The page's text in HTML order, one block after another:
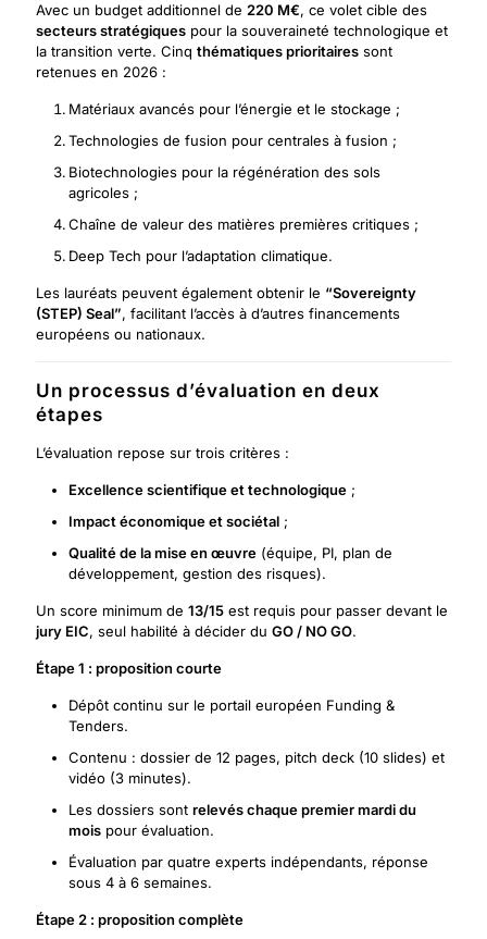
Avec un budget additionnel de 220 M€, ce volet cible des
secteurs stratégiques pour la souveraineté technologique et
la transition verte. Cinq thématiques prioritaires sont
retenues en 2026 :
Matériaux avancés pour l’énergie et le stockage ;
Technologies de fusion pour centrales à fusion ;
Biotechnologies pour la régénération des sols
agricoles ;
Chaîne de valeur des matières premières critiques ;
Deep Tech pour l’adaptation climatique.
Les lauréats peuvent également obtenir le “Sovereignty
(STEP) Seal”, facilitant l’accès à d’autres financements
européens ou nationaux.
Un processus d’évaluation en deux
étapes
L’évaluation repose sur trois critères :
Excellence scientifique et technologique ;
Impact économique et sociétal ;
Qualité de la mise en œuvre (équipe, PI, plan de
développement, gestion des risques).
Un score minimum de 13/15 est requis pour passer devant le
jury EIC, seul habilité à décider du GO / NO GO.
Étape 1 : proposition courte
Dépôt continu sur le portail européen Funding &
Tenders.
Contenu : dossier de 12 pages, pitch deck (10 slides) et
vidéo (3 minutes).
Les dossiers sont relevés chaque premier mardi du
mois pour évaluation.
Évaluation par quatre experts indépendants, réponse
sous 4 à 6 semaines.
Étape 2 : proposition complète